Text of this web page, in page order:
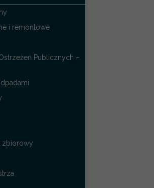
i remontowe
Publicznych –
zbiorowy